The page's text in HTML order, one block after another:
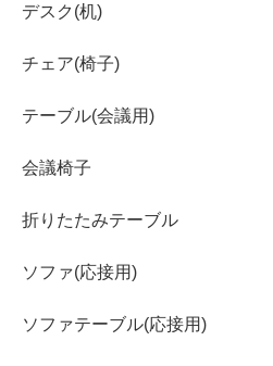
デスク(机)
チェア(椅子)
テーブル(会議用)
会議椅子
折りたたみテーブル
ソファ(応接用)
ソファテーブル(応接用)